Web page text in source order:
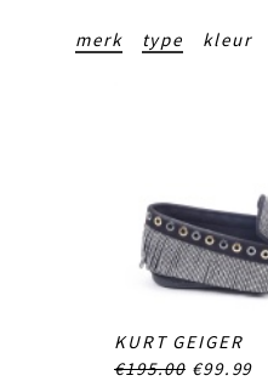
merk type kleur
KURT GEIGER
€195.00 €99.99